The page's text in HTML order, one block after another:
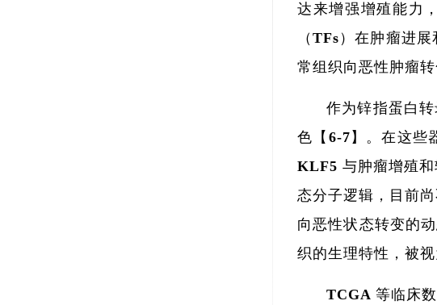
达来增强增殖能力
（TFs）在肿瘤进
常组织向恶性肿瘤
作为锌指蛋白
色【6-7】。在这些
KLF5 与肿瘤增殖和
态分子逻辑，目前
向恶性状态转变的
织的生理特性，被
TCGA 等临床